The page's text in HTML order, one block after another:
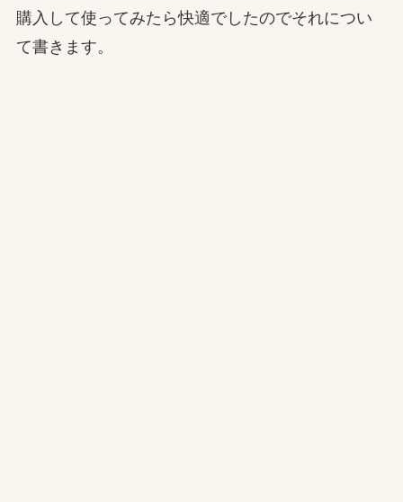
購入して使ってみたら快適でしたのでそれについ
て書きます。